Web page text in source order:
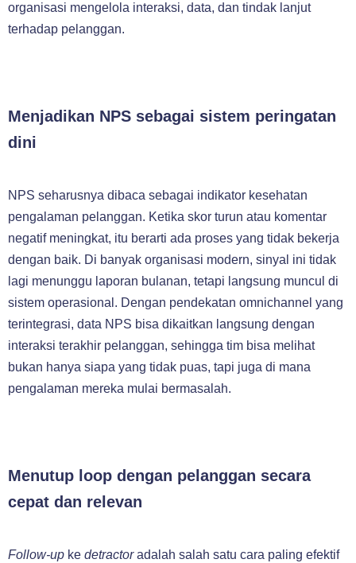
organisasi mengelola interaksi, data, dan tindak lanjut
terhadap pelanggan.
Menjadikan NPS sebagai sistem peringatan
dini
NPS seharusnya dibaca sebagai indikator kesehatan
pengalaman pelanggan. Ketika skor turun atau komentar
negatif meningkat, itu berarti ada proses yang tidak bekerja
dengan baik. Di banyak organisasi modern, sinyal ini tidak
lagi menunggu laporan bulanan, tetapi langsung muncul di
sistem operasional. Dengan pendekatan omnichannel yang
terintegrasi, data NPS bisa dikaitkan langsung dengan
interaksi terakhir pelanggan, sehingga tim bisa melihat
bukan hanya siapa yang tidak puas, tapi juga di mana
pengalaman mereka mulai bermasalah.
Menutup loop dengan pelanggan secara
cepat dan relevan
Follow-up ke detractoradalah salah satu cara paling efektif